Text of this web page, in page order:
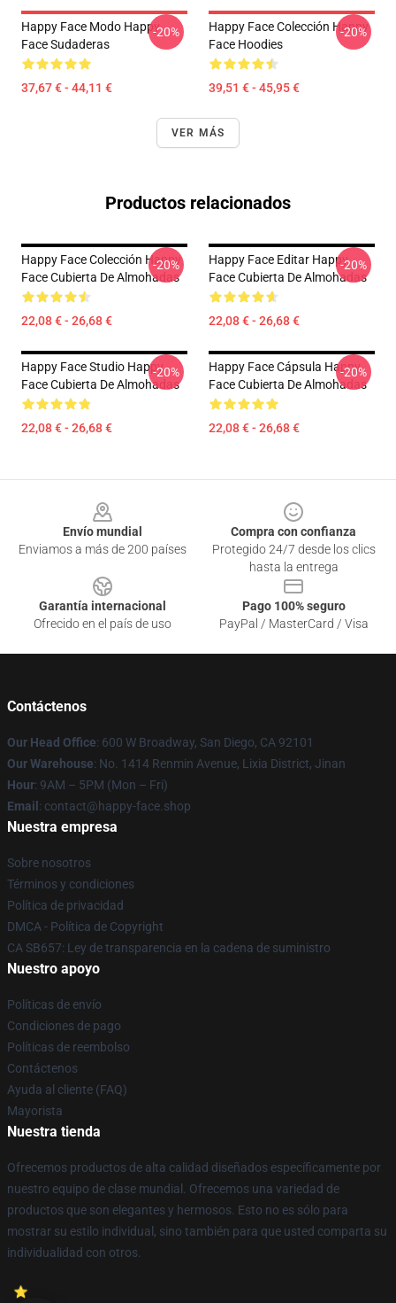
Happy Face Modo Happy
Face Sudaderas
37,67 € - 44,11 €
-20%
Happy Face Colección Happy
Face Hoodies
39,51 € - 45,95 €
-20%
VER MÁS
Productos relacionados
Happy Face Colección Happy
Face Cubierta De Almohadas
22,08 € - 26,68 €
-20%
Happy Face Editar Happy
Face Cubierta De Almohadas
22,08 € - 26,68 €
-20%
Happy Face Studio Happy
Face Cubierta De Almohadas
22,08 € - 26,68 €
-20%
Happy Face Cápsula Happy
Face Cubierta De Almohadas
22,08 € - 26,68 €
-20%
Envío mundial
Enviamos a más de 200 países
Compra con confianza
Protegido 24/7 desde los clics
hasta la entrega
Garantía internacional
Ofrecido en el país de uso
Pago 100% seguro
PayPal / MasterCard / Visa
Contáctenos
Our Head Office: 600 W Broadway, San Diego, CA 92101
Our Warehouse: No. 1414 Renmin Avenue, Lixia District, Jinan
Hour: 9AM – 5PM (Mon – Fri)
Email : contact@happy-face.shop
Nuestra empresa
Sobre nosotros
Términos y condiciones
Política de privacidad
DMCA - Política de Copyright
CA SB657: Ley de transparencia en la cadena de suministro
Nuestro apoyo
Políticas de envío
Condiciones de pago
Políticas de reembolso
Contáctenos
Ayuda al cliente (FAQ)
Mayorista
Nuestra tienda
Ofrecemos productos de alta calidad diseñados específicamente por
nuestro equipo de clase mundial. Ofrecemos una variedad de
productos que son elegantes y hermosos. Esto no es sólo para
mostrar su estilo individual, sino también para que usted comparta su
individualidad con otros.